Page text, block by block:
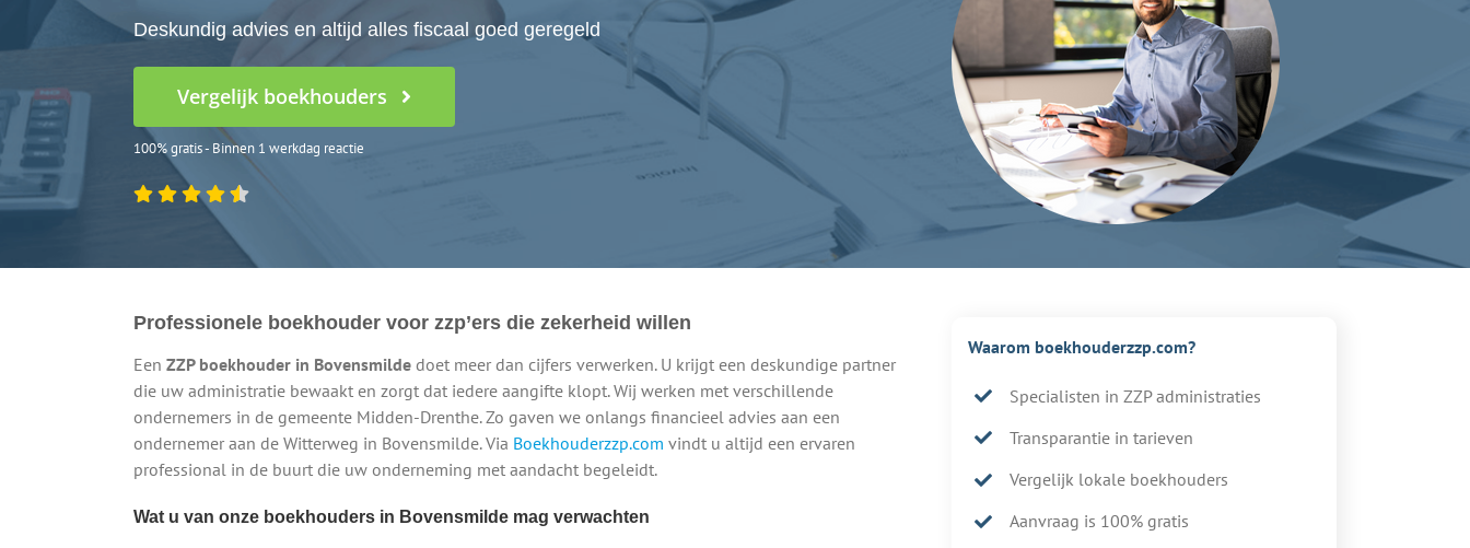
Deskundig advies en altijd alles fiscaal goed geregeld
Vergelijk boekhouders
100% gratis - Binnen 1 werkdag reactie
Professionele boekhouder voor zzp’ers die zekerheid willen
Een ZZP boekhouder in Bovensmilde doet meer dan cijfers verwerken. U krijgt een deskundige partner
die uw administratie bewaakt en zorgt dat iedere aangifte klopt. Wij werken met verschillende
ondernemers in de gemeente Midden-Drenthe. Zo gaven we onlangs financieel advies aan een
ondernemer aan de Witterweg in Bovensmilde. Via Boekhouderzzp.com vindt u altijd een ervaren
professional in de buurt die uw onderneming met aandacht begeleidt.
Wat u van onze boekhouders in Bovensmilde mag verwachten
Waarom boekhouderzzp.com?
Specialisten in ZZP administraties
Transparantie in tarieven
Vergelijk lokale boekhouders
Aanvraag is 100% gratis